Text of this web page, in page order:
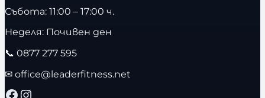
Събота: 11:00 – 17:00 ч.
Неделя: Почивен ден
📞 0877 277 595
✉ office@leaderfitness.net
Facebook Instagram